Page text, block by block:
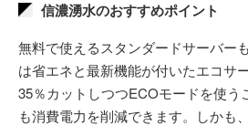
信濃湧水のおすすめポイント
無料で使えるスタンダードサーバー
は省エネと最新機能が付いたエコサ
35％カットしつつECOモードを使う
も消費電力を削減できます。しかも